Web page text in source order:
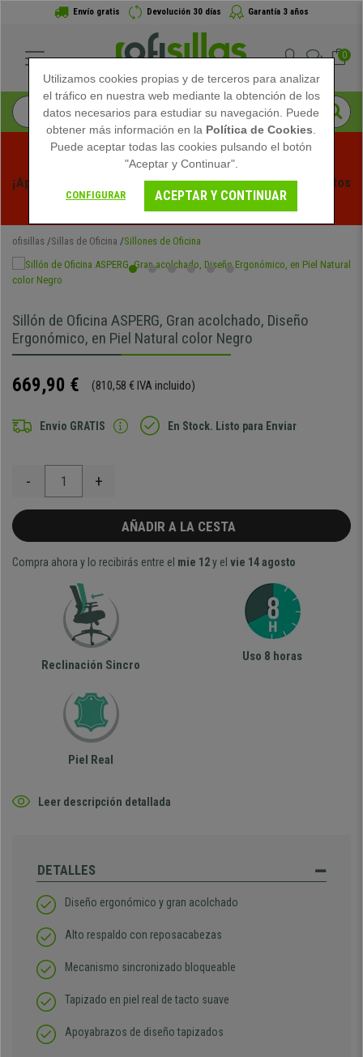
Envío gratis Devolución 30 días Garantía 3 años
0
¡Aprovecha las Rebajas de Verano en Ofisillas! Descuentos
Exclusivos por Tiempo Limitado - Ver Promo
ofisillas Sillas de Oficina Sillones de Oficina
Sillón de Oficina ASPERG, Gran acolchado, Diseño
Ergonómico, en Piel Natural color Negro
669,90 € (810,58 € IVA incluido)
Envio GRATIS En Stock. Listo para Enviar
- +
AÑADIR A LA CESTA
Compra ahora y lo recibirás entre el mie 12y el vie 14 agosto
Reclinación Sincro
Uso 8 horas
Piel Real
Leer descripción detallada
DETALLES
Diseño ergonómico y gran acolchado
Alto respaldo con reposacabezas
Mecanismo sincronizado bloqueable
Tapizado en piel real de tacto suave
Apoyabrazos de diseño tapizados
Utilizamos cookies propias y de terceros para analizar
el tráfico en nuestra web mediante la obtención de los
datos necesarios para estudiar su navegación. Puede
obtener más información en la Política de Cookies
Puede aceptar todas las cookies pulsando el botón
"Aceptar y Continuar".
CONFIGURAR ACEPTAR Y CONTINUAR